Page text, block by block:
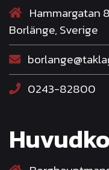
Hammargatan
Borlänge, Sverige
0243-82800